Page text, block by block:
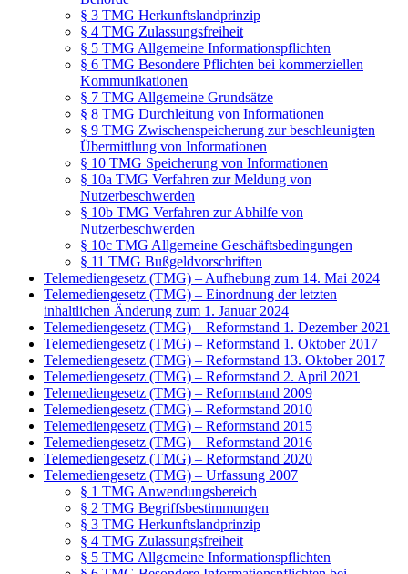
§ 3 TMG Herkunftslandprinzip
§ 4 TMG Zulassungsfreiheit
§ 5 TMG Allgemeine Informationspflichten
§ 6 TMG Besondere Pflichten bei kommerziellen
Kommunikationen
§ 7 TMG Allgemeine Grundsätze
§ 8 TMG Durchleitung von Informationen
§ 9 TMG Zwischenspeicherung zur beschleunigten
Übermittlung von Informationen
§ 10 TMG Speicherung von Informationen
§ 10a TMG Verfahren zur Meldung von
Nutzerbeschwerden
§ 10b TMG Verfahren zur Abhilfe von
Nutzerbeschwerden
§ 10c TMG Allgemeine Geschäftsbedingungen
§ 11 TMG Bußgeldvorschriften
Telemediengesetz (TMG) – Aufhebung zum 14. Mai 2024
Telemediengesetz (TMG) – Einordnung der letzten
inhaltlichen Änderung zum 1. Januar 2024
Telemediengesetz (TMG) – Reformstand 1. Dezember 2021
Telemediengesetz (TMG) – Reformstand 1. Oktober 2017
Telemediengesetz (TMG) – Reformstand 13. Oktober 2017
Telemediengesetz (TMG) – Reformstand 2. April 2021
Telemediengesetz (TMG) – Reformstand 2009
Telemediengesetz (TMG) – Reformstand 2010
Telemediengesetz (TMG) – Reformstand 2015
Telemediengesetz (TMG) – Reformstand 2016
Telemediengesetz (TMG) – Reformstand 2020
Telemediengesetz (TMG) – Urfassung 2007
§ 1 TMG Anwendungsbereich
§ 2 TMG Begriffsbestimmungen
§ 3 TMG Herkunftslandprinzip
§ 4 TMG Zulassungsfreiheit
§ 5 TMG Allgemeine Informationspflichten